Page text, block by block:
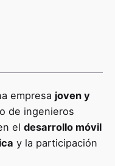
empresa joven y
de ingenieros
el desarrollo móvil
y la participación